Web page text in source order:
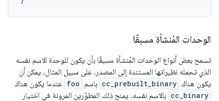
الوحدات المُنشأة مسبقًا
تسمح بعض أنواع الوحدات المُنشأة مسبقًا بأن يكون للوحدة الاسم نفسه
الذي تحمله نظيراتها المستندة إلى المصدر. على سبيل المثال، يمكن أن
يكون هناك cc_prebuilt_binary باسم foo عندما يكون هناك
cc_binary بالاسم نفسه. يمنح ذلك المطوّرين المرونة في اختيار